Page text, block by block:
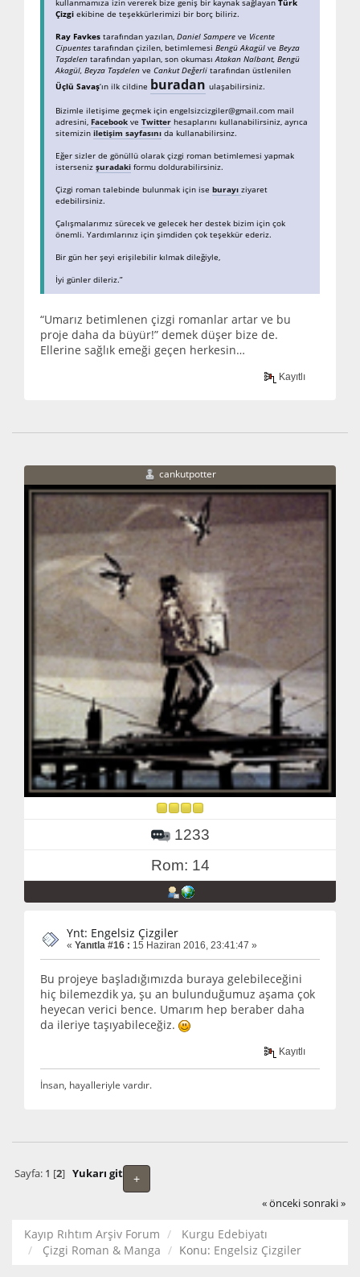
kullanmamıza izin vererek bize geniş bir kaynak sağlayan Türk
Çizgi ekibine de teşekkürlerimizi bir borç biliriz.
Ray Favkes tarafından yazılan, Daniel Sampere ve Vicente
Cipuentes tarafından çizilen, betimlemesi Bengü Akagül ve Beyza
Taşdelen tarafından yapılan, son okumasıAtakan Nalbant, Bengü
Akagül, Beyza Taşdelen ve Cankut Değerli tarafından üstlenilen
Üçlü Savaş‘ın ilk cildine buradan ulaşabilirsiniz.
Bizimle iletişime geçmek için engelsizcizgiler@gmail.com mail
adresini, Facebook ve Twitter hesaplarını kullanabilirsiniz, ayrıca
sitemizin iletişim sayfasını da kullanabilirsinz.
Eğer sizler de gönüllü olarak çizgi roman betimlemesi yapmak
isterseniz şuradaki formu doldurabilirsiniz.
Çizgi roman talebinde bulunmak için ise burayı ziyaret
edebilirsiniz.
Çalışmalarımız sürecek ve gelecek her destek bizim için çok
önemli. Yardımlarınız için şimdiden çok teşekkür ederiz.
Bir gün her şeyi erişilebilir kılmak dileğiyle,
İyi günler dileriz.”
“Umarız betimlenen çizgi romanlar artar ve bu
proje daha da büyür!” demek düşer bize de.
Ellerine sağlık emeği geçen herkesin…
Kayıtlı
cankutpotter
1233
Rom: 14
Ynt: Engelsiz Çizgiler
« Yanıtla #16 : 15 Haziran 2016, 23:41:47 »
Bu projeye başladığımızda buraya gelebileceğini
hiç bilemezdik ya, şu an bulunduğumuz aşama çok
heyecan verici bence. Umarım hep beraber daha
da ileriye taşıyabileceğiz.
Kayıtlı
İnsan, hayalleriyle vardır.
+
Sayfa: 1 [2] Yukarı git
« önceki sonraki »
Kayıp Rıhtım Arşiv Forum
Kurgu Edebiyatı
Çizgi Roman & Manga
Konu: Engelsiz Çizgiler